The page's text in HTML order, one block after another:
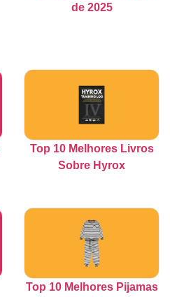
de 2025
Top 10 Melhores Livros
Sobre Hyrox
Top 10 Melhores Pijamas